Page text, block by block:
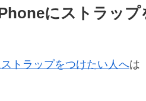
にストラップ
トラップをつけたい人へは